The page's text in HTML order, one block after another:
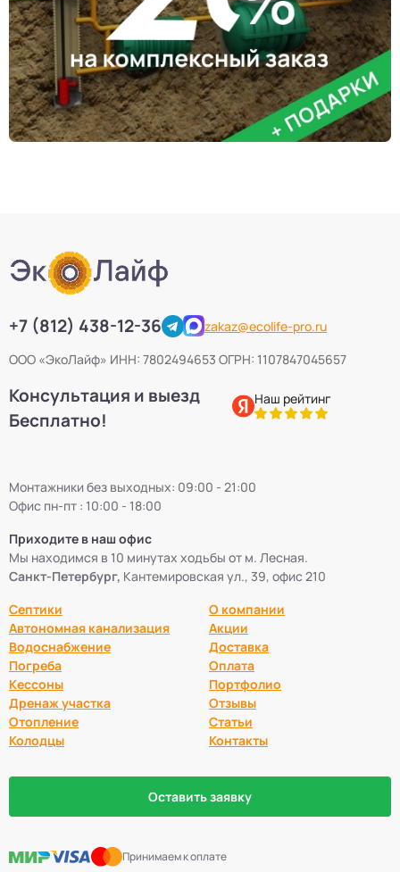
+7 (812) 438-12-36
zakaz@ecolife-pro.ru
ООО «ЭкоЛайф» ИНН: 7802494653 ОГРН: 1107847045657
Консультация и выезд
Бесплатно!
Наш рейтинг
Монтажники без выходных: 09:00 - 21:00
Офис пн-пт : 10:00 - 18:00
Приходите в наш офис
Мы находимся в 10 минутах ходьбы от м. Лесная.
Санкт-Петербург, Кантемировская ул., 39, офис 210
Септики
Автономная канализация
Водоснабжение
Погреба
Кессоны
Дренаж участка
Отопление
Колодцы
О компании
Акции
Доставка
Оплата
Портфолио
Отзывы
Статьи
Контакты
Оставить заявку
Принимаем к оплате